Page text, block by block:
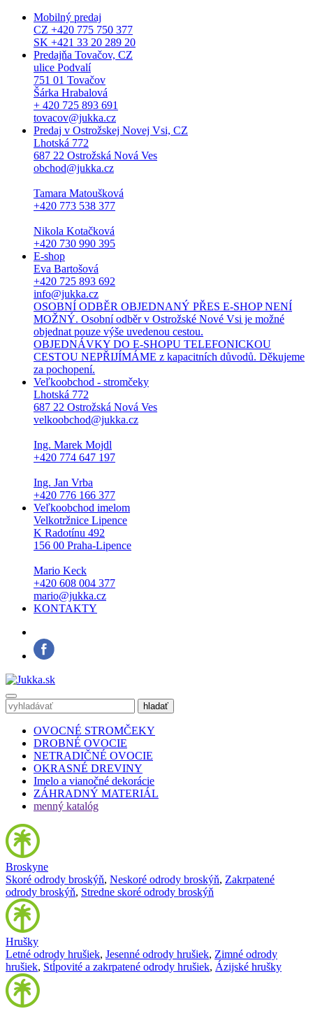
Mobilný predaj
CZ +420 775 750 377
SK +421 33 20 289 20
Predajňa Tovačov, CZ
ulice Podvalí
751 01 Tovačov
Šárka Hrabalová
+ 420 725 893 691
tovacov@jukka.cz
Predaj v Ostrožskej Novej Vsi, CZ
Lhotská 772
687 22 Ostrožská Nová Ves
obchod@jukka.cz
Tamara Matoušková
+420 773 538 377
Nikola Kotačková
+420 730 990 395
E-shop
Eva Bartošová
+420 725 893 692
info@jukka.cz
OSOBNÍ ODBĚR OBJEDNANÝ PŘES E-SHOP NENÍ
MOŽNÝ. Osobní odběr v Ostrožské Nové Vsi je možné
objednat pouze výše uvedenou cestou.
OBJEDNÁVKY DO E-SHOPU TELEFONICKOU
CESTOU NEPŘIJÍMÁME z kapacitních důvodů. Děkujeme
za pochopení.
Veľkoobchod - stromčeky
Lhotská 772
687 22 Ostrožská Nová Ves
velkoobchod@jukka.cz
Ing. Marek Mojdl
+420 774 647 197
Ing. Jan Vrba
+420 776 166 377
Veľkoobchod imelom
Velkotržnice Lipence
K Radotínu 492
156 00 Praha-Lipence
Mario Keck
+420 608 004 377
mario@jukka.cz
KONTAKTY
OVOCNÉ STROMČEKY
DROBNÉ OVOCIE
NETRADIČNÉ OVOCIE
OKRASNÉ DREVINY
Imelo a vianočné dekorácie
ZÁHRADNÝ MATERIÁL
menný katalóg
Broskyne
Skoré odrody broskýň, Neskoré odrody broskýň, Zakrpatené
odrody broskýň, Stredne skoré odrody broskýň
Hrušky
Letné odrody hrušiek, Jesenné odrody hrušiek, Zimné odrody
hrušiek, Stĺpovité a zakrpatené odrody hrušiek, Ázijské hrušky